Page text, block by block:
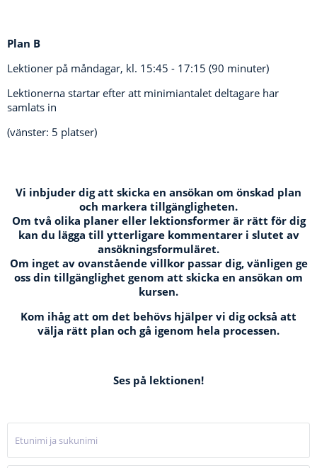
Plan B
Lektioner på måndagar, kl. 15:45 - 17:15 (90 minuter)
Lektionerna startar efter att minimiantalet deltagare har
samlats in
(vänster: 5 platser)
Vi inbjuder dig att skicka en ansökan om önskad plan
och markera tillgängligheten.
Om två olika planer eller lektionsformer är rätt för dig
kan du lägga till ytterligare kommentarer i slutet av
ansökningsformuläret.
Om inget av ovanstående villkor passar dig, vänligen ge
oss din tillgänglighet genom att skicka en ansökan om
kursen.
Kom ihåg att om det behövs hjälper vi dig också att
välja rätt plan och gå igenom hela processen.
Ses på lektionen!